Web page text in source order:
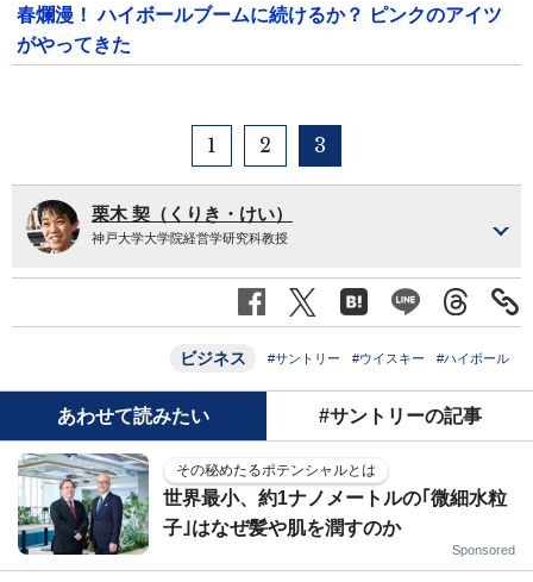
春爛漫！ ハイボールブームに続けるか？ ピンクのアイツ
がやってきた
1 2 3
栗木 契（くりき・けい）
神戸大学大学院経営学研究科教授
ビジネス #サントリー #ウイスキー #ハイボール
あわせて読みたい #サントリーの記事
その秘めたるポテンシャルとは
世界最小、約1ナノメートルの｢微細水粒
子｣はなぜ髪や肌を潤すのか
Sponsored